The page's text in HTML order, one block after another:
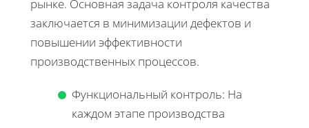
рынке. Основная задача контроля качества
заключается в минимизации дефектов и
повышении эффективности
производственных процессов.
Функциональный контроль: На
каждом этапе производства